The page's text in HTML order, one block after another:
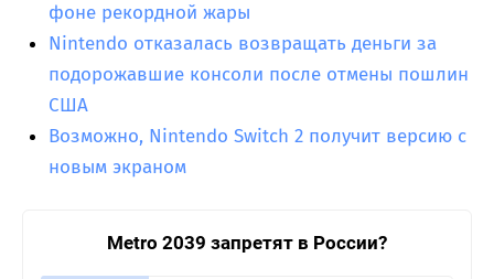
фоне рекордной жары
Nintendo отказалась возвращать деньги за
подорожавшие консоли после отмены пошлин
США
Возможно, Nintendo Switch 2 получит версию с
новым экраном
Metro 2039 запретят в России?